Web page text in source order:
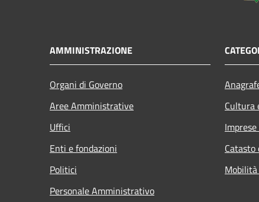
AMMINISTRAZIONE
Organi di Governo
Aree Amministrative
Uffici
Enti e fondazioni
Politici
Personale Amministrativo
Cultura